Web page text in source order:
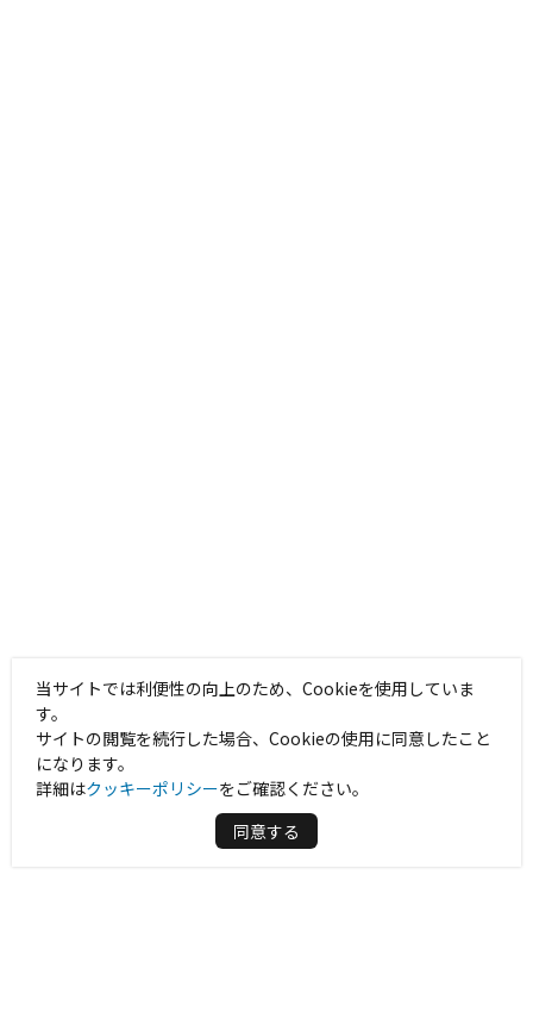
当サイトでは利便性の向上のため、Cookieを使用していま
す。
サイトの閲覧を続行した場合、Cookieの使用に同意したこと
になります。
詳細はクッキーポリシーをご確認ください。
同意する